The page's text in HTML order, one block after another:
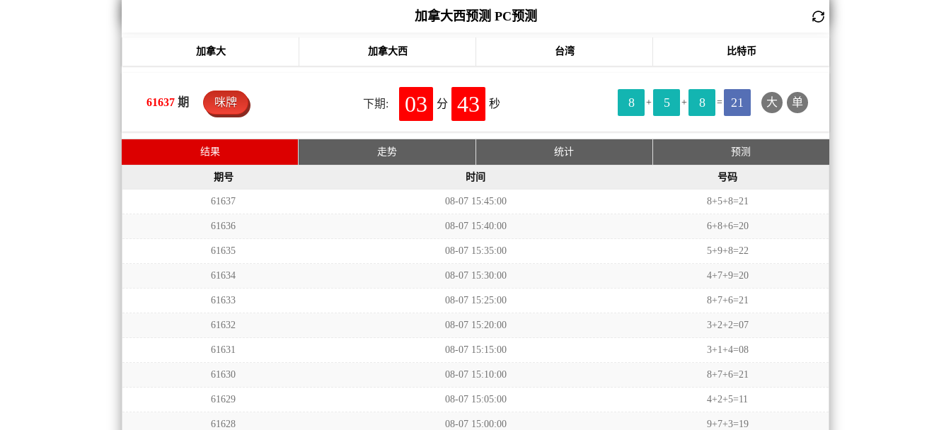
加拿大西预测 PC预测
加拿大 加拿大西 台湾 比特币
61637 期 咪牌 下期: 03 分 43 秒 8 + 5 + 8 = 21 大 单
结果 走势 统计 预测
期号 时间 号码
61637 08-07 15:45:00 8+5+8=21
61636 08-07 15:40:00 6+8+6=20
61635 08-07 15:35:00 5+9+8=22
61634 08-07 15:30:00 4+7+9=20
61633 08-07 15:25:00 8+7+6=21
61632 08-07 15:20:00 3+2+2=07
61631 08-07 15:15:00 3+1+4=08
61630 08-07 15:10:00 8+7+6=21
61629 08-07 15:05:00 4+2+5=11
61628 08-07 15:00:00 9+7+3=19